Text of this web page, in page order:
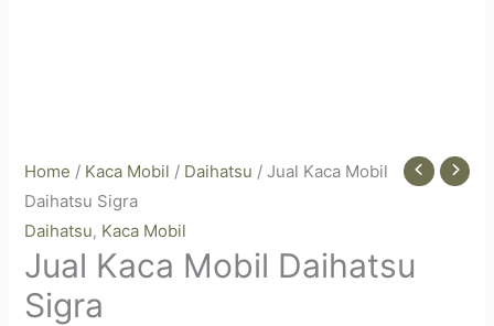
Home / Kaca Mobil / Daihatsu / Jual Kaca Mobil
Daihatsu Sigra
Daihatsu, Kaca Mobil
Jual Kaca Mobil Daihatsu
Sigra